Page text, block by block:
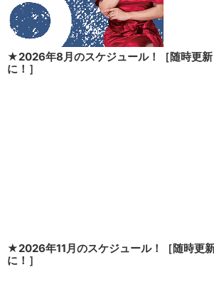
★2026年8月のスケジュール！［随時更
に！］
★2026年11月のスケジュール！［随時更
に！］